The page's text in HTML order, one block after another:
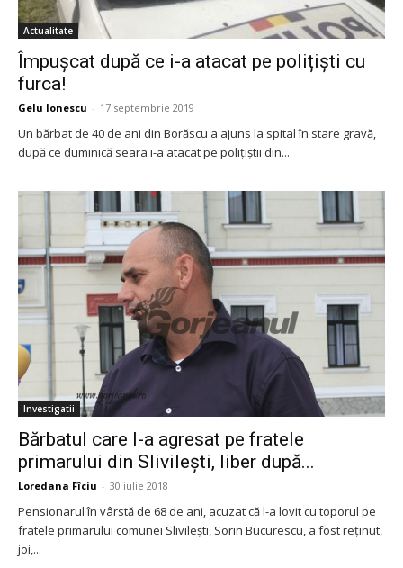
Actualitate
Împușcat după ce i-a atacat pe polițiști cu
furca!
Gelu Ionescu - 17 septembrie 2019
Un bărbat de 40 de ani din Borăscu a ajuns la spital în stare gravă,
după ce duminică seara i-a atacat pe polițiștii din...
Investigatii
Bărbatul care l-a agresat pe fratele
primarului din Slivilești, liber după...
Loredana Fîciu - 30 iulie 2018
Pensionarul în vârstă de 68 de ani, acuzat că l-a lovit cu toporul pe
fratele primarului comunei Slivilești, Sorin Bucurescu, a fost reținut,
joi,...